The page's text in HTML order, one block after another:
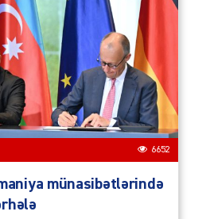
6652
münasibətlərində